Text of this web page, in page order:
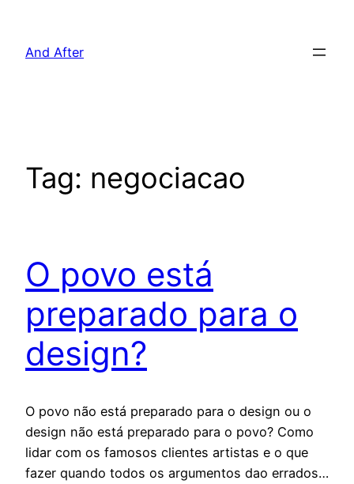
And After
Tag: negociacao
O povo está
preparado para o
design?
O povo não está preparado para o design ou o
design não está preparado para o povo? Como
lidar com os famosos clientes artistas e o que
fazer quando todos os argumentos dao errados…